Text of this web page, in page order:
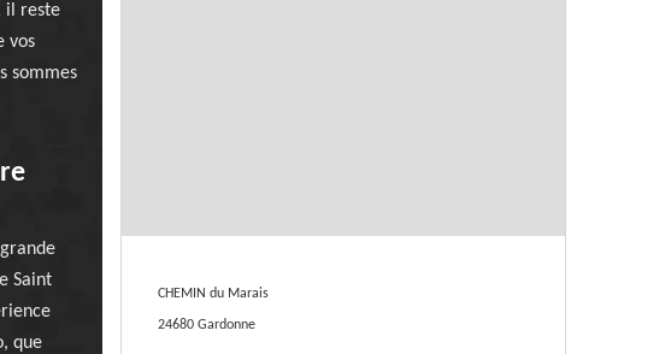
il reste
vos
sommes
Saint
que
CHEMIN du Marais
24680 Gardonne